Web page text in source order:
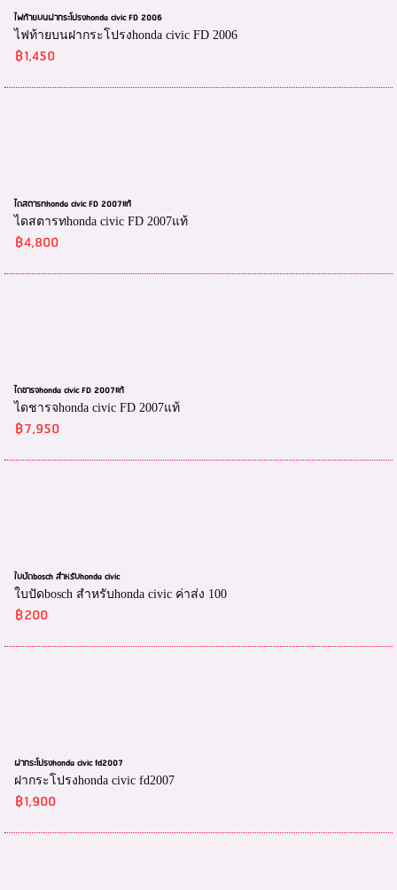
ไฟท้ายบนฝากระโปรงhonda civic FD 2006
ไฟท้ายบนฝากระโปรงhonda civic FD 2006
฿1,450
ไดสตารทhonda civic FD 2007แท้
ไดสตารทhonda civic FD 2007แท้
฿4,800
ไดชารจhonda civic FD 2007แท้
ไดชารจhonda civic FD 2007แท้
฿7,950
ใบปัดbosch สำหรับhonda civic
ใบปัดbosch สำหรับhonda civic ค่าส่ง 100
฿200
ฝากระโปรงhonda civic fd2007
ฝากระโปรงhonda civic fd2007
฿1,900